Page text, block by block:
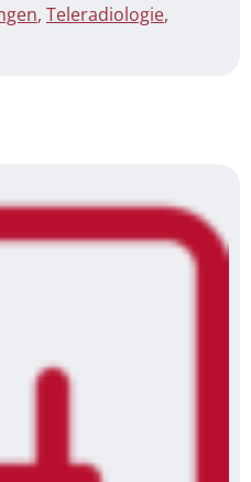
, Teleradiologie,